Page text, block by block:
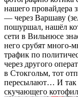
нашего провайдера
— через Варшаву
пошуршал, нашёл
сети в Вильнюсе
него срубят много-
трафик по
через другого
в Стокгольм, тот
пересылают… И так
скучающего